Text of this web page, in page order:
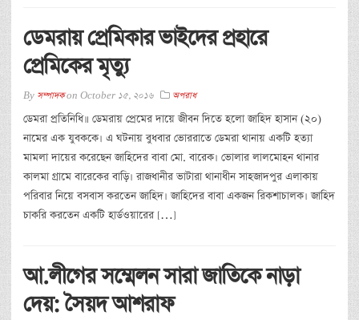
ডেমরায় প্রেমিকার ভাইদের প্রহারে
প্রেমিকের মৃত্যু
By সম্পাদকon October 15, 2016 অপরাধ
ডেমরা প্রতিনিধি॥ ডেমরায় প্রেমের দায়ে জীবন দিতে হলো জাহিদ হাসান (২০)
নামের এক যুবককে। এ ঘটনায় বুধবার ভোররাতে ডেমরা থানায় একটি হত্যা
মামলা দায়ের করেছেন জাহিদের বাবা মো. বারেক। ভোলার লালমোহন থানার
কালমা গ্রামে বারেকের বাড়ি। রাজধানীর ভাটারা থানাধীন সাহজাদপুর এলাকায়
পরিবার নিয়ে বসবাস করতেন জাহিদ। জাহিদের বাবা একজন রিকশাচালক। জাহিদ
চাকরি করতেন একটি হার্ডওয়ারের […]
আ.লীগের সম্মেলন সারা জাতিকে নাড়া
দেয়: সৈয়দ আশরাফ